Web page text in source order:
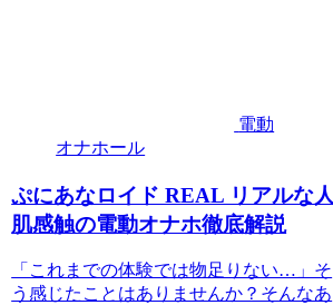
電動
オナホール
ぷにあなロイド REAL リアルな人
肌感触の電動オナホ徹底解説
「これまでの体験では物足りない…」そ
う感じたことはありませんか？そんなあ